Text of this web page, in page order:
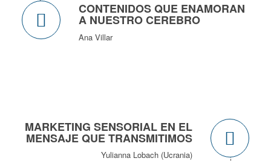
CONTENIDOS QUE ENAMORAN
A NUESTRO CEREBRO
Ana Villar
MARKETING SENSORIAL EN EL
MENSAJE QUE TRANSMITIMOS
Yulianna Lobach (Ucrania)